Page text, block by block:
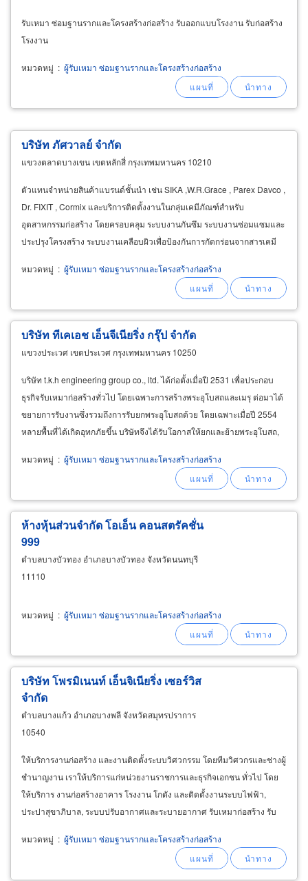
รับเหมา ซ่อมฐานรากและโครงสร้างก่อสร้าง รับออกแบบโรงงาน รับก่อสร้าง
โรงงาน
หมวดหมู่ : ผู้รับเหมา ซ่อมฐานรากและโครงสร้างก่อสร้าง
บริษัท ภัศวาลย์ จำกัด
แขวงตลาดบางเขน เขตหลักสี่ กรุงเทพมหานคร 10210
ตัวแทนจำหน่ายสินค้าแบรนด์ชั้นนำ เช่น SIKA ,W.R.Grace , Parex Davco ,
Dr. FIXIT , Cormix และบริการติดตั้งงานในกลุ่มเคมีภัณฑ์สำหรับ
อุตสาหกรรมก่อสร้าง โดยครอบคลุม ระบบงานกันซึม ระบบงานซ่อมแซมและ
ประปรุงโครงสร้าง ระบบงานเคลือบผิวเพื่อป้องกันการกัดกร่อนจากสารเคมี
หมวดหมู่ : ผู้รับเหมา ซ่อมฐานรากและโครงสร้างก่อสร้าง
บริษัท ทีเคเอช เอ็นจีเนียริ่ง กรุ๊ป จำกัด
แขวงประเวศ เขตประเวศ กรุงเทพมหานคร 10250
บริษัท t.k.h engineering group co., ltd. ได้ก่อตั้งเมื่อปี 2531 เพื่อประกอบ
ธุรกิจรับเหมาก่อสร้างทั่วไป โดยเฉพาะการสร้างพระอุโบสถและเมรุ ต่อมาได้
ขยายการรับงานซึ่งรวมถึงการรับยกพระอุโบสถด้วย โดยเฉพาะเมื่อปี 2554
หลายพื้นที่ได้เกิดอุทกภัยขึ้น บริษัทจึงได้รับโอกาสให้ยกและย้ายพระอุโบสถ,
หมวดหมู่ : ผู้รับเหมา ซ่อมฐานรากและโครงสร้างก่อสร้าง
ห้างหุ้นส่วนจำกัด โอเอ็น คอนสตรัคชั่น
999
ตำบลบางบัวทอง อำเภอบางบัวทอง จังหวัดนนทบุรี
11110
หมวดหมู่ : ผู้รับเหมา ซ่อมฐานรากและโครงสร้างก่อสร้าง
บริษัท โพรมิเนนท์ เอ็นจิเนียริ่ง เซอร์วิส
จำกัด
ตำบลบางแก้ว อำเภอบางพลี จังหวัดสมุทรปราการ
10540
ให้บริการงานก่อสร้าง และงานติดตั้งระบบวิศวกรรม โดยทีมวิศวกรและช่างผู้
ชำนาญงาน เราให้บริการแก่หน่วยงานราชการและธุรกิจเอกชน ทั่วไป โดย
ให้บริการ งานก่อสร้างอาคาร โรงงาน โกดัง และติดตั้งงานระบบไฟฟ้า,
ประปาสุขาภิบาล, ระบบปรับอากาศและระบายอากาศ รับเหมาก่อสร้าง รับ
ประเทศ
หมวดหมู่ : ผู้รับเหมา ซ่อมฐานรากและโครงสร้างก่อสร้าง